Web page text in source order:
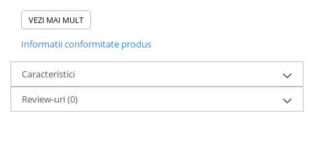
Baterii purificator
Cleme si suporti
Conectori si fitinguri
Este important de menționat că filtrarea cu un filtru Vending nu
îndepărtează mineralele din apă, dar îndepărtează sedimentele
care sunt absorbite de apă pe măsură ce aceasta ajunge la
consumatori de la instalația de apă.
Specificații:
Debit maxim: 3,8 l/min – 228 l/h
VEZI MAI MULT
Informatii conformitate produs
Caracteristici
Review-uri(0)